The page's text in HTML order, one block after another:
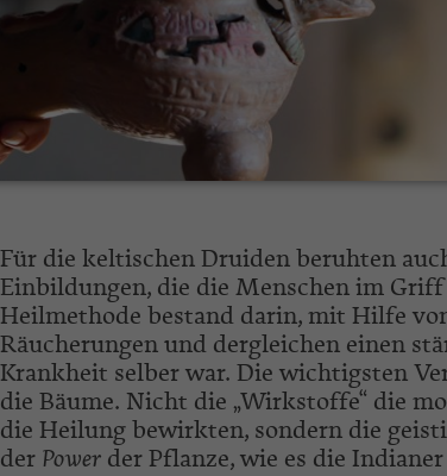
Für die keltischen Druiden beruhten
Einbildungen, die die Menschen im Griff
Heilmethode bestand darin, mit Hilfe
Räucherungen und dergleichen einen
Krankheit selber war. Die wichtigsten
die Bäume. Nicht die „Wirkstoffe“ die
die Heilung bewirkten, sondern die
der Power der Pflanze, wie es die